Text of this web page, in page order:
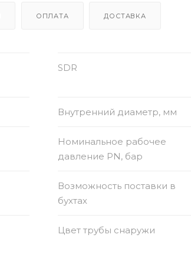
ОПЛАТА ДОСТАВКА
SDR
Внутренний диаметр, мм
Номинальное рабочее
давление PN, бар
Возможность поставки в
бухтах
Цвет трубы снаружи